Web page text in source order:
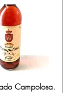
Campolosa.